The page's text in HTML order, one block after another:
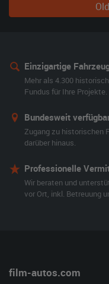
Einzigartige
Mehr als 4.300
Fundus für Ihre Projekte.
Bundesweit
Zugang zu historischen
darüber hinaus.
Professionelle
Wir beraten und
vor Ort, inkl. Betreuung
film-autos.com